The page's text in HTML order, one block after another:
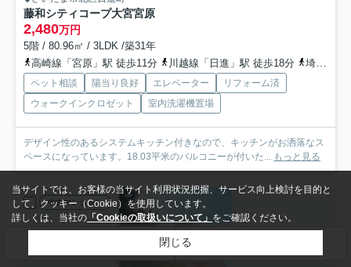
藤和シティコープ大宮宮原
2,480万円
5階 / 80.96㎡ / 3LDK /築31年
高崎線「宮原」駅 徒歩11分
川越線「日進」駅 徒歩18分 埼玉新都市交通ニューシャトル「東宮原」駅 徒歩24分
ペット相談 陽当り良好 エレベーター
リフォーム済
ウォークインクロゼット
室内洗濯機置場
デザイン性のあるシステムキッチン付きなので、キッチンがお洒落なス
ペースになっています。18.03平米のバルコニーが付いた...
もっと見る
中古マンション
当サイトでは、お客様の当サイト利用状況把握、サービス向上検討を目的と
して、クッキー（Cookie）を使用しています。
詳しくは、当社の 「Cookieの取扱いについて」 をご確認ください。
閉じる